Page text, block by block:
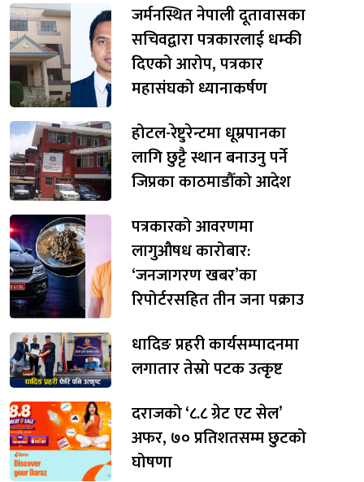
जर्मनस्थित नेपाली दूतावासका
सचिवद्वारा पत्रकारलाई धम्की
दिएको आरोप, पत्रकार
महासंघको ध्यानाकर्षण
होटल-रेष्टुरेन्टमा धूम्रपानका
लागि छुट्टै स्थान बनाउनु पर्ने
जिप्रका काठमाडौँको आदेश
पत्रकारको आवरणमा
लागुऔषध कारोबार:
‘जनजागरण खबर’का
रिपोर्टरसहित तीन जना पक्राउ
धादिङ प्रहरी कार्यसम्पादनमा
लगातार तेस्रो पटक उत्कृष्ट
दराजको ‘८.८ ग्रेट एट सेल’
अफर, ७० प्रतिशतसम्म छुटको
घोषणा